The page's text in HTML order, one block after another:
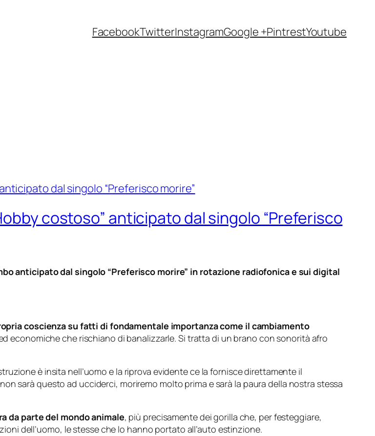
FacebookTwitterInstagramGoogle +PintrestYoutube
costoso” anticipato dal singolo “Preferisco
anticipato dal singolo “Preferisco morire” in rotazione radiofonica e sui digital
coscienza su fatti di fondamentale importanza come il cambiamento
economiche che rischiano di banalizzarle. Si tratta di un brano con sonorità afro
è insita nell’uomo e la riprova evidente ce la fornisce direttamente il
sarà questo ad ucciderci, moriremo molto prima e sarà la paura della nostra stessa
da parte del mondo animale, più precisamente dei gorilla che, per festeggiare,
dell’uomo, le stesse che lo hanno portato all’auto estinzione.